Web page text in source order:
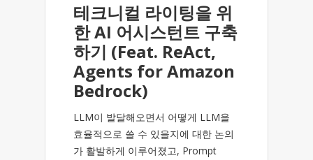
테크니컬 라이팅을 위
한 AI 어시스턴트 구축
하기 (Feat. ReAct,
Agents for Amazon
Bedrock)
LLM이 발달해오면서 어떻게 LLM을
효율적으로 쓸 수 있을지에 대한 논의
가 활발하게 이루어졌고, Prompt